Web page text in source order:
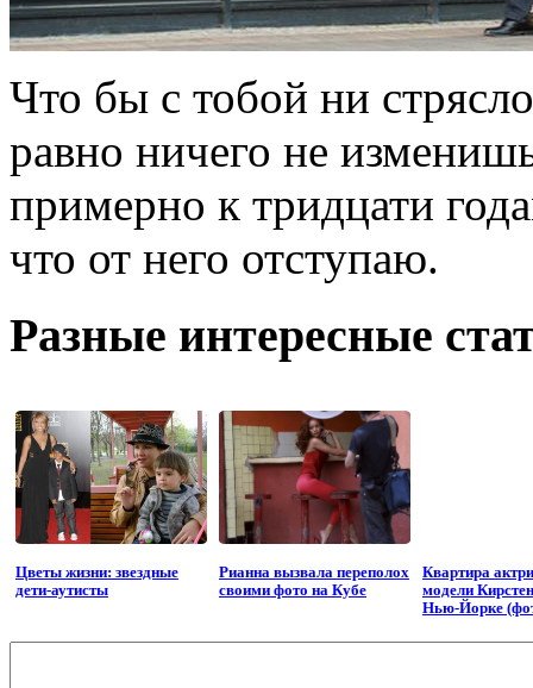
Что бы с тобой ни
равно ничего не
примерно к тридцати
что от него отступаю.
Разные интересные
Цветы жизни: звездные
дети-аутисты
Рианна вызвала переполох
своими фото на Кубе
Квартира
модели
Нью-Йорке